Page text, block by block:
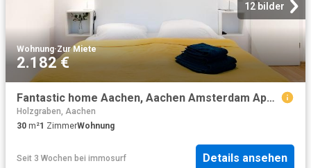
12 bilder
Wohnung·Zur Miete
2.182 €
Fantastic home Aachen, Aachen Amsterdam Apartments for Rent
Holzgraben, Aachen
30 m²1 ZimmerWohnung
Seit 3 Wochen bei immosurf Details ansehen